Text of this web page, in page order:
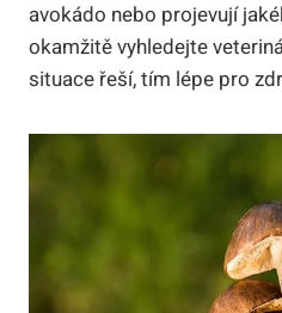
avokádo nebo projevují
okamžitě vyhledejte
situace řeší, tím lépe pro